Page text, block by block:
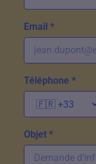
Email *
Téléphone *
Objet *